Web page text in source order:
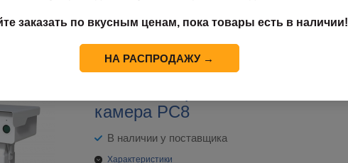
Разрешение матрицы,пикс.
384×288
камера PC8
В наличии у поставщика
Характеристики
заказать по вкусным ценам, пока товары есть в наличии!
НА РАСПРОДАЖУ →